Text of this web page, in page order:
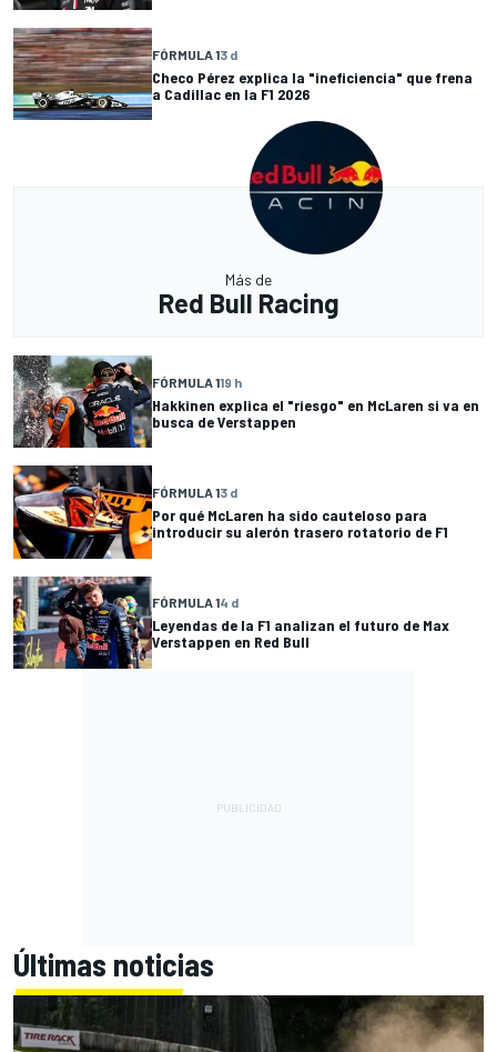
FÓRMULA 13 d
Checo Pérez explica la "ineficiencia" que frena
a Cadillac en la F1 2026
Más de
Red Bull Racing
FÓRMULA 119 h
Hakkinen explica el "riesgo" en McLaren si va en
busca de Verstappen
FÓRMULA 13 d
Por qué McLaren ha sido cauteloso para
introducir su alerón trasero rotatorio de F1
FÓRMULA 14 d
Leyendas de la F1 analizan el futuro de Max
Verstappen en Red Bull
Últimas noticias